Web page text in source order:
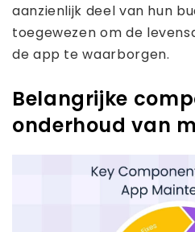
aanzienlijk deel van hun
toegewezen om de
de app te waarborgen.
Belangrijke
onderhoud van